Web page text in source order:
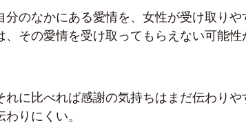
分のなかにある愛情を、女性が受け取り
、その愛情を受け取ってもらえない可能性
れに比べれば感謝の気持ちはまだ伝わり
わりにくい。